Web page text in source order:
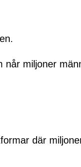
miljoner
där